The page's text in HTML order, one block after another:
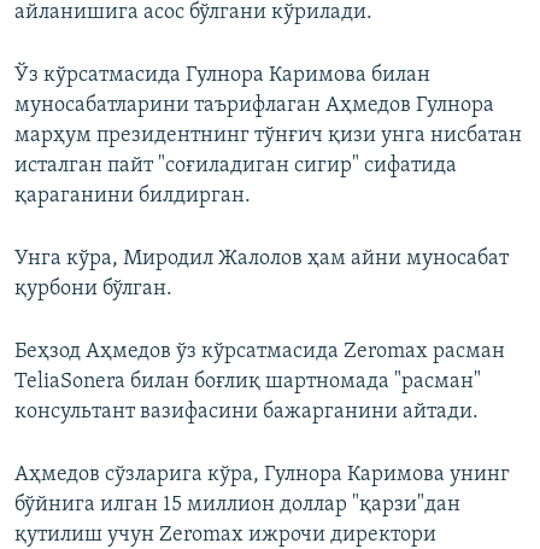
айланишига асос бўлгани кўрилади.
Ўз кўрсатмасида Гулнора Каримова билан
муносабатларини таърифлаган Аҳмедов Гулнора
марҳум президентнинг тўнғич қизи унга нисбатан
исталган пайт "соғиладиган сигир" сифатида
қараганини билдирган.
Унга кўра, Миродил Жалолов ҳам айни муносабат
қурбони бўлган.
Беҳзод Аҳмедов ўз кўрсатмасида Zeromax расман
TeliaSonera билан боғлиқ шартномада "расман"
консультант вазифасини бажарганини айтади.
Аҳмедов сўзларига кўра, Гулнора Каримова унинг
бўйнига илган 15 миллион доллар "қарзи"дан
қутилиш учун Zeromax ижрочи директори